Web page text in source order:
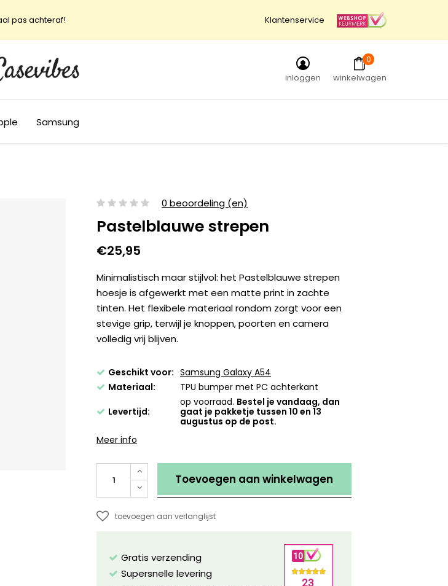
pas achteraf! Klantenservice
inloggen
0
winkelwagen
Samsung
0 beoordeling (en)
Pastelblauwe strepen
€25,95
Minimalistisch maar stijlvol: het Pastelblauwe strepen
hoesje is afgewerkt met een matte print in zachte
tinten. Het flexibele materiaal rondom zorgt voor een
stevige grip, terwijl je knoppen, poorten en camera
volledig vrij blijven.
Geschikt voor: Samsung Galaxy A54
Materiaal:
TPU bumper met PC achterkant
Levertijd:
op voorraad. Bestel je vandaag, dan
gaat je pakketje tussen 10 en 13
augustus op de post.
Meer info
Toevoegen aan winkelwagen
toevoegen aan verlanglijst
Gratis verzending
Supersnelle levering